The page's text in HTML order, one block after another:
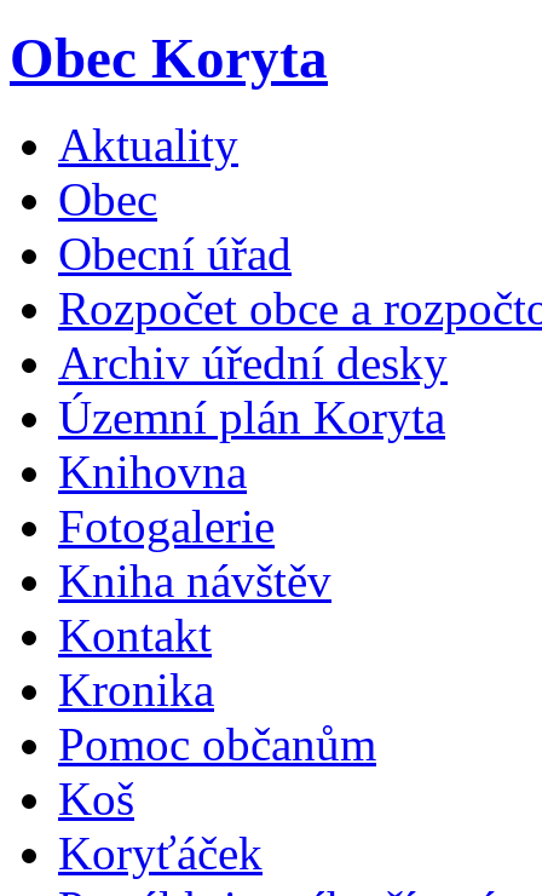
Obec Koryta
Aktuality
Obec
Obecní úřad
Rozpočet obce a
Archiv úřední desky
Územní plán Koryta
Knihovna
Fotogalerie
Kniha návštěv
Kontakt
Kronika
Pomoc občanům
Koš
Koryťáček